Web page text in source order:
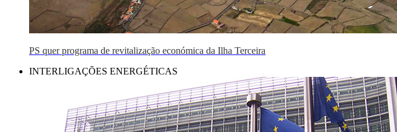
PS quer programa de revitalização económica da Ilha Terceira
INTERLIGAÇÕES ENERGÉTICAS